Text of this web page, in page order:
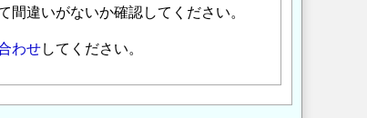
違いがないか確認してください。
わせしてください。